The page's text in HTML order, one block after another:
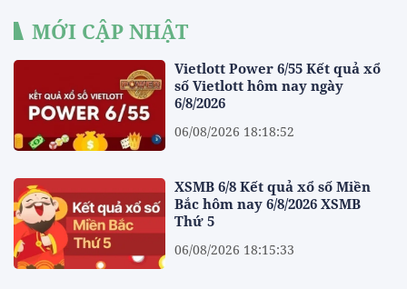
MỚI CẬP NHẬT
Vietlott Power 6/55 Kết quả xổ
số Vietlott hôm nay ngày
6/8/2026
06/08/2026 18:18:52
XSMB 6/8 Kết quả xổ số Miền
Bắc hôm nay 6/8/2026 XSMB
Thứ 5
06/08/2026 18:15:33